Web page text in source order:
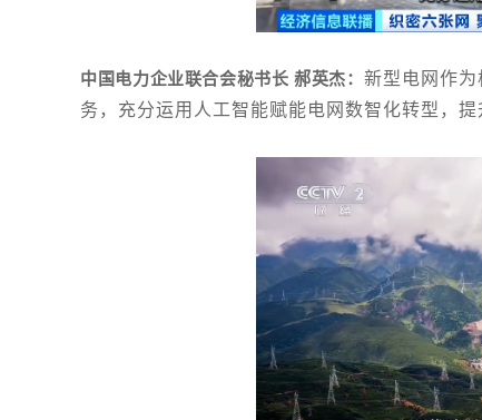
中国电力企业联合会秘书长 郝英杰： 新型电网作为
务，充分运用人工智能赋能电网数智化转型，提